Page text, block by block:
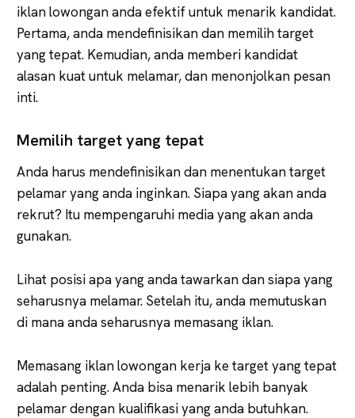
iklan lowongan anda efektif untuk menarik kandidat.
Pertama, anda mendefinisikan dan memilih target
yang tepat. Kemudian, anda memberi kandidat
alasan kuat untuk melamar, dan menonjolkan pesan
inti.
Memilih target yang tepat
Anda harus mendefinisikan dan menentukan target
pelamar yang anda inginkan. Siapa yang akan anda
rekrut? Itu mempengaruhi media yang akan anda
gunakan.
Lihat posisi apa yang anda tawarkan dan siapa yang
seharusnya melamar. Setelah itu, anda memutuskan
di mana anda seharusnya memasang iklan.
Memasang iklan lowongan kerja ke target yang tepat
adalah penting. Anda bisa menarik lebih banyak
pelamar dengan kualifikasi yang anda butuhkan.